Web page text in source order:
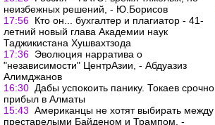
неизбежных решений, - Ю.Борисов
17:56 Кто он... бухгалтер и плагиатор - 41-
летний новый глава Академии наук
Таджикистана Хушвахтзода
17:36 Эволюция нарратива о
"независимости" ЦентрАзии, - Абдуазиз
Алимджанов
16:30 Дабы успокоить панику. Токаев срочно
прибыл в Алматы
15:43 Американцы не хотят выбирать между
престарелыми Байденом и Трампом, -